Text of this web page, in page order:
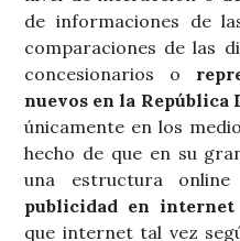
de informaciones de
comparaciones de las
concesionarios o
nuevos en la República
únicamente en los
hecho de que en su
una estructura
publicidad en internet
que internet tal vez